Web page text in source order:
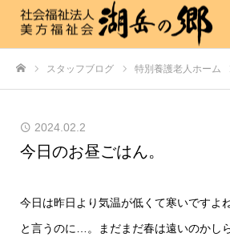
スタッフブログ 特別養護老人ホーム
2024.02.2
今日のお昼ごはん。
今日は昨日より気温が低くて寒いですよ
と言うのに…。まだまだ春は遠いのかし